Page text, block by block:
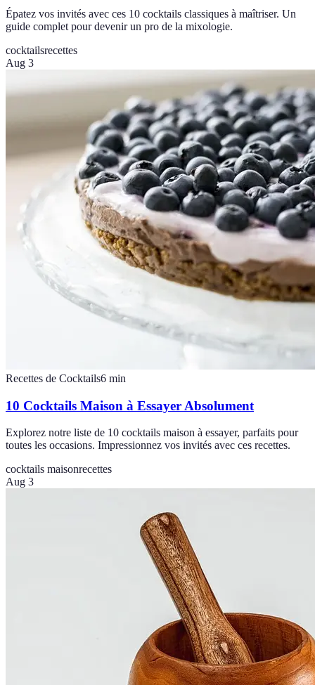
Épatez vos invités avec ces 10 cocktails classiques à maîtriser. Un
guide complet pour devenir un pro de la mixologie.
cocktailsrecettes
Aug 3
Recettes de Cocktails6 min
10 Cocktails Maison à Essayer Absolument
Explorez notre liste de 10 cocktails maison à essayer, parfaits pour
toutes les occasions. Impressionnez vos invités avec ces recettes.
cocktails maisonrecettes
Aug 3